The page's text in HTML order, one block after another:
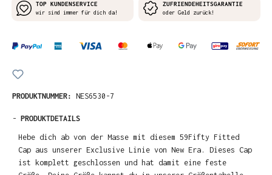
TOP KUNDENSERVICE
wir sind immer für dich da!
ZUFRIENDEHEITSGARANTIE
oder Geld zurück!
PRODUKTNUMMER: NES6530-7
- PRODUKTDETAILS
Hebe dich ab von der Masse mit diesem 59Fifty Fitted
Cap aus unserer Exclusive Linie von New Era. Dieses Cap
ist komplett geschlossen und hat damit eine feste